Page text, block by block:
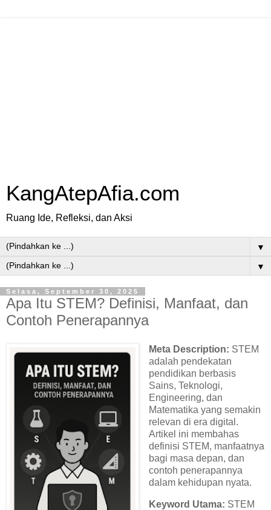
KangAtepAfia.com
Ruang Ide, Refleksi, dan Aksi
▼
▼
Selasa, September 30, 2025
Apa Itu STEM? Definisi, Manfaat, dan
Contoh Penerapannya
Meta Description: STEM
adalah pendekatan
pendidikan berbasis
Sains, Teknologi,
Engineering, dan
Matematika yang semakin
relevan di era digital.
Artikel ini membahas
definisi STEM, manfaatnya
bagi masa depan, dan
contoh penerapannya
dalam kehidupan nyata.
Keyword Utama: STEM